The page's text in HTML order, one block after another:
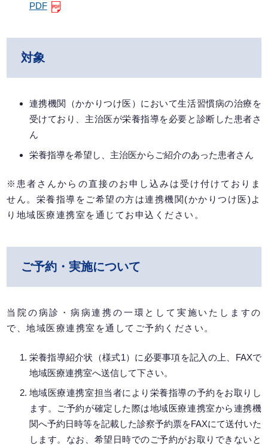
PDF
対象
連携機関（かかりつけ医）において生活習慣病の治療を
受けており、主治医が栄養指導を必要と診断した患者さ
ん
栄養指導を希望し、主治医からご紹介のあった患者さん
※患者さんからの直接のお申し込みは受け付けておりま
せん。栄養指導をご希望の方は連携機関(かかりつけ医)よ
り地域医療連携室を通じてお申込ください。
ご予約・実施について
当院の病診・病病連携の一環として実施いたしますの
で、地域医療連携室を通してご予約ください。
栄養指導紹介状（様式1）に必要事項を記入の上、FAXで
地域医療連携室へ送信して下さい。
地域医療連携室担当者により栄養指導の予約をお取りし
ます。ご予約が確定した際は地域医療連携室から連携機
関へ予約日時等を記載した診察予約票をFAXにて送付いた
します。なお、希望日時でのご予約がお取りできないと